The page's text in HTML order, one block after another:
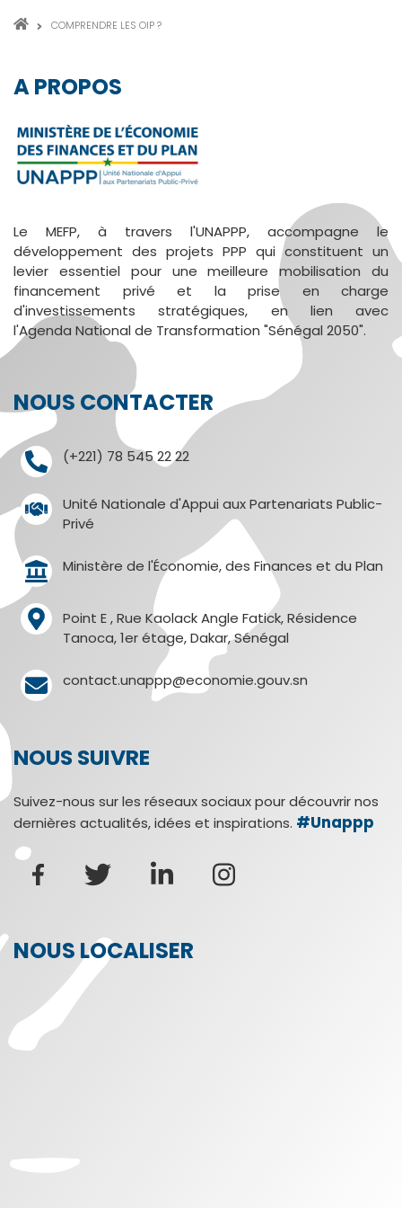
FIL
COMPRENDRE LES OIP ?
A PROPOS
Le MEFP, à travers l'UNAPPP, accompagne le
développement des projets PPP qui constituent un
levier essentiel pour une meilleure mobilisation du
financement privé et la prise en charge
d'investissements stratégiques, en lien avec
l'Agenda National de Transformation "Sénégal 2050".
NOUS CONTACTER
(+221) 78 545 22 22
Unité Nationale d'Appui aux Partenariats Public-
Privé
Ministère de l'Économie, des Finances et du Plan
Point E , Rue Kaolack Angle Fatick, Résidence
Tanoca, 1er étage, Dakar, Sénégal
contact.unappp@economie.gouv.sn
NOUS SUIVRE
Suivez-nous sur les réseaux sociaux pour découvrir nos
dernières actualités, idées et inspirations. #Unappp
NOUS LOCALISER